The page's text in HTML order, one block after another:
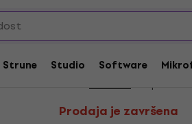
Strune Studio Software
Prodaja je završena
ABLETON Push 2
Kod proizvoda:
Prodaja je završena